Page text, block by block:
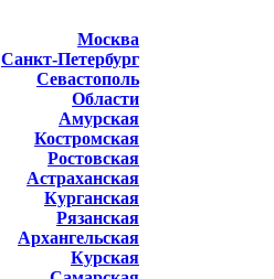
Москва
Санкт-Петербург
Севастополь
Области
Амурская
Костромская
Ростовская
Астраханская
Курганская
Рязанская
Архангельская
Курская